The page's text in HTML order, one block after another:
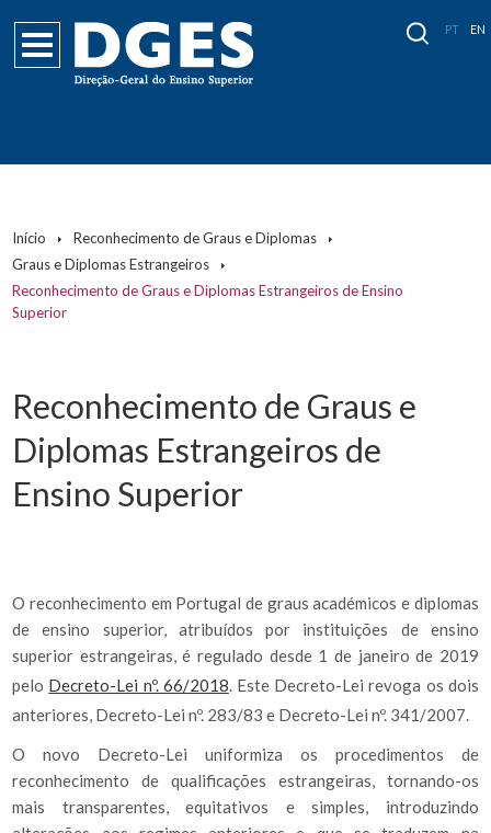
PT EN
Início
Reconhecimento de Graus e Diplomas
Graus e Diplomas Estrangeiros
Reconhecimento de Graus e Diplomas Estrangeiros de Ensino
Superior
Reconhecimento de Graus e
Diplomas Estrangeiros de
Ensino Superior
O reconhecimento em Portugal de graus académicos e diplomas
de ensino superior, atribuídos por instituições de ensino
superior estrangeiras, é regulado desde 1 de janeiro de 2019
pelo Decreto-Lei nº. 66/2018. Este Decreto-Lei revoga os dois
anteriores, Decreto-Lei nº. 283/83 e Decreto-Lei nº. 341/2007.
O novo Decreto-Lei uniformiza os procedimentos de
reconhecimento de qualificações estrangeiras, tornando-os
mais transparentes, equitativos e simples, introduzindo